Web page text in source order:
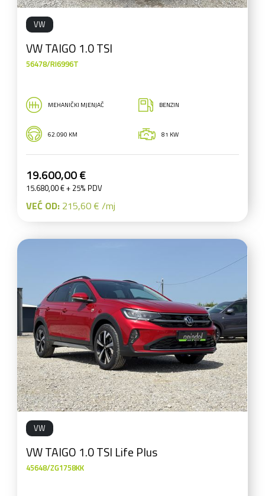
VW
VW TAIGO 1.0 TSI
56478/RI6996T
MEHANIČKI MJENJAČ BENZIN
62.090 KM 81 KW
19.600,00 €
15.680,00 € + 25% PDV
VEĆ OD: 215,60 € /mj
VW
VW TAIGO 1.0 TSI Life Plus
45648/ZG1758KK